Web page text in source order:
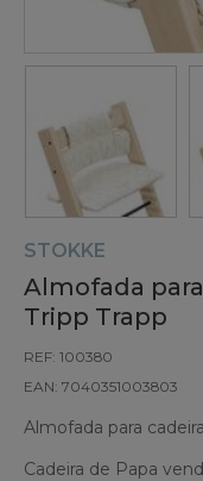
STOKKE
Almofada
Tripp Trapp
REF: 100380
EAN: 7040351003803
Almofada para
Cadeira de Papa